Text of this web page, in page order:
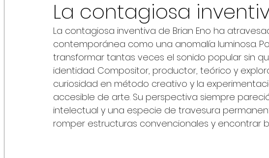
La contagiosa
La contagiosa inventiva de Brian Eno ha
contemporánea como una anomalía luminosa.
transformar tantas veces el sonido popular sin
identidad. Compositor, productor, teórico y
curiosidad en método creativo y la
accesible de arte. Su perspectiva siempre
intelectual y una especie de travesura
romper estructuras convencionales y encontrar